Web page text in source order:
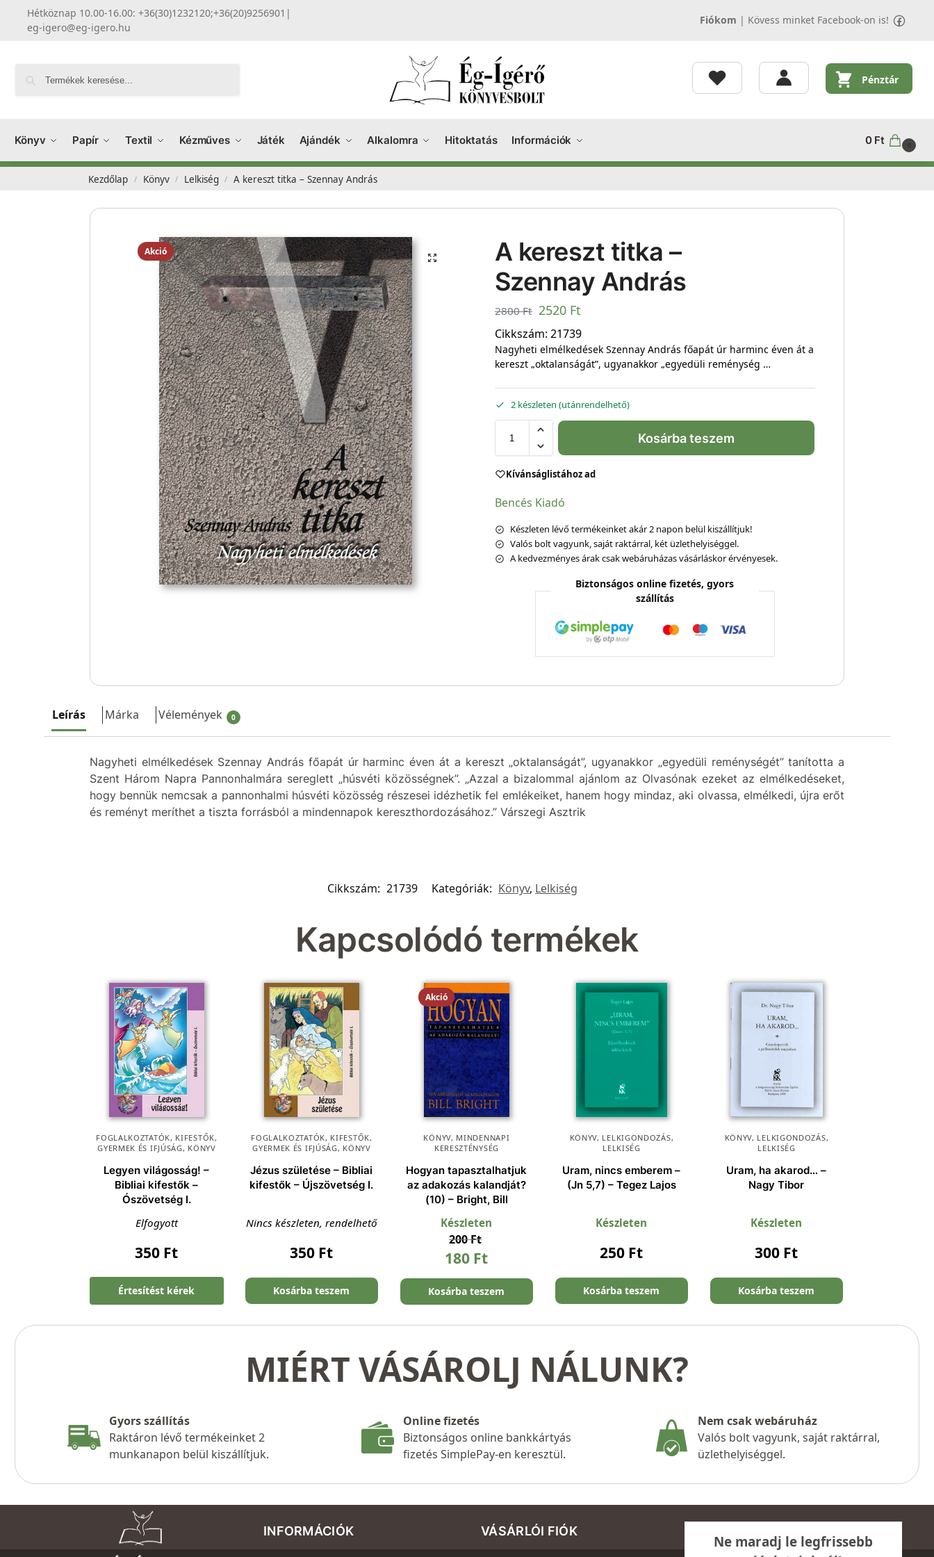
Hétköznap 10.00-16.00: +36(30)1232120;+36(20)9256901 |
eg-igero@eg-igero.hu
Fiókom | Kövess minket Facebook-on is!
Pénztár
Könyv Papír Textil Kézműves Játék Ajándék Alkalomra Hitoktatás Információk 0 Ft 0
Kezdőlap / Könyv / Lelkiség / A kereszt titka – Szennay András
Akció
A kereszt titka –
Szennay András
2800Ft 2520 Ft
Cikkszám: 21739
Nagyheti elmélkedések Szennay András főapát úr harminc éven át a
kereszt „oktalanságát”, ugyanakkor „egyedüli reménység …
2 készleten (utánrendelhető)
Kosárba teszem
Kívánságlistához ad
Bencés Kiadó
Készleten lévő termékeinket akár 2 napon belül kiszállítjuk!
Valós bolt vagyunk, saját raktárral, két üzlethelyiséggel.
A kedvezményes árak csak webáruházas vásárláskor érvényesek.
Biztonságos online fizetés, gyors
szállítás
Leírás Márka Vélemények 0
Nagyheti elmélkedések Szennay András főapát úr harminc éven át a kereszt „oktalanságát”, ugyanakkor „egyedüli reménységét” tanította a
Szent Három Napra Pannonhalmára sereglett „húsvéti közösségnek”. „Azzal a bizalommal ajánlom az Olvasónak ezeket az elmélkedéseket,
hogy bennük nemcsak a pannonhalmi húsvéti közösség részesei idézhetik fel emlékeiket, hanem hogy mindaz, aki olvassa, elmélkedi, újra erőt
és reményt meríthet a tiszta forrásból a mindennapok kereszthordozásához.” Várszegi Asztrik
Cikkszám: 21739 Kategóriák: Könyv, Lelkiség
Kapcsolódó termékek
FOGLALKOZTATÓK, KIFESTŐK,
GYERMEK ÉS IFJÚSÁG, KÖNYV
Legyen világosság! –
Bibliai kifestők –
Ószövetség I.
Elfogyott
350 Ft
Értesítést kérek
FOGLALKOZTATÓK, KIFESTŐK,
GYERMEK ÉS IFJÚSÁG, KÖNYV
Jézus születése – Bibliai
kifestők – Újszövetség I.
Nincs készleten, rendelhető
350 Ft
Kosárba teszem
Akció
KÖNYV, MINDENNAPI
KERESZTÉNYSÉG
Hogyan tapasztalhatjuk
az adakozás kalandját?
(10) – Bright, Bill
Készleten
200Ft
180 Ft
Kosárba teszem
KÖNYV, LELKIGONDOZÁS,
LELKISÉG
Uram, nincs emberem –
(Jn 5,7) – Tegez Lajos
Készleten
250 Ft
Kosárba teszem
KÖNYV, LELKIGONDOZÁS,
LELKISÉG
Uram, ha akarod… –
Nagy Tibor
Készleten
300 Ft
Kosárba teszem
MIÉRT VÁSÁROLJ NÁLUNK?
Gyors szállítás
Raktáron lévő termékeinket 2
munkanapon belül kiszállítjuk.
Online fizetés
Biztonságos online bankkártyás
fizetés SimplePay-en keresztül.
Nem csak webáruház
Valós bolt vagyunk, saját raktárral,
üzlethelyiséggel.
INFORMÁCIÓK VÁSÁRLÓI FIÓK
Ne maradj le legfrissebb